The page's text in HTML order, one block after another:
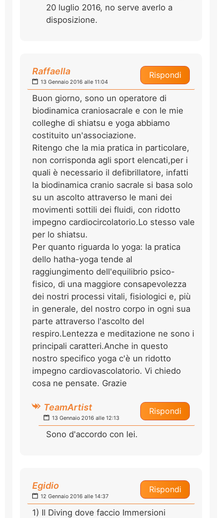
20 luglio 2016, no serve averlo a
disposizione.
Rispondi
Raffaella
13 Gennaio 2016 alle 11:04
Buon giorno, sono un operatore di
biodinamica craniosacrale e con le mie
colleghe di shiatsu e yoga abbiamo
costituito un'associazione.
Ritengo che la mia pratica in particolare,
non corrisponda agli sport elencati,per i
quali è necessario il defibrillatore, infatti
la biodinamica cranio sacrale si basa solo
su un ascolto attraverso le mani dei
movimenti sottili dei fluidi, con ridotto
impegno cardiocircolatorio.Lo stesso vale
per lo shiatsu.
Per quanto riguarda lo yoga: la pratica
dello hatha-yoga tende al
raggiungimento dell'equilibrio psico-
fisico, di una maggiore consapevolezza
dei nostri processi vitali, fisiologici e, più
in generale, del nostro corpo in ogni sua
parte attraverso l'ascolto del
respiro.Lentezza e meditazione ne sono i
principali caratteri.Anche in questo
nostro specifico yoga c'è un ridotto
impegno cardiovascolatorio. Vi chiedo
cosa ne pensate. Grazie
Rispondi
TeamArtist
13 Gennaio 2016 alle 12:13
Sono d'accordo con lei.
Rispondi
Egidio
12 Gennaio 2016 alle 14:37
1) Il Diving dove faccio Immersioni